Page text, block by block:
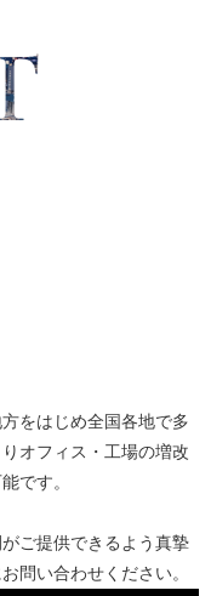
をはじめ全国各地で多
オフィス・工場の増改
です。
ご提供できるよう真摯
問い合わせください。